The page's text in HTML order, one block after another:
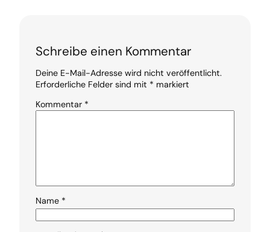
Schreibe einen Kommentar
Deine E-Mail-Adresse wird nicht veröffentlicht.
Erforderliche Felder sind mit * markiert
Kommentar *
Name *